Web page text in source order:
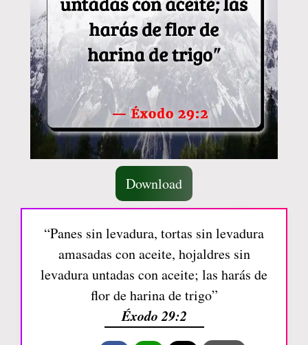
Download
“Panes sin levadura, tortas sin levadura
amasadas con aceite, hojaldres sin
levadura untadas con aceite; las harás de
flor de harina de trigo”
Éxodo 29:2